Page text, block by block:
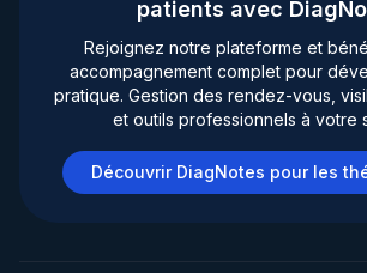
patients avec
Rejoignez notre plateforme et
accompagnement complet pour
pratique. Gestion des rendez-vous,
et outils professionnels à votre
Découvrir DiagNotes pour les